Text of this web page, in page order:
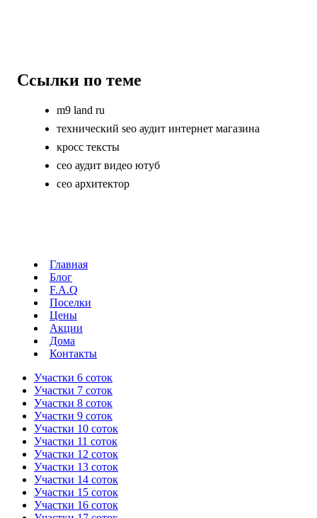
Ссылки по теме
m9 land ru
технический seo аудит интернет магазина
кросс тексты
сео аудит видео ютуб
сео архитектор
Главная
Блог
F.A.Q
Поселки
Цены
Акции
Дома
Контакты
Участки 6 соток
Участки 7 соток
Участки 8 соток
Участки 9 соток
Участки 10 соток
Участки 11 соток
Участки 12 соток
Участки 13 соток
Участки 14 соток
Участки 15 соток
Участки 16 соток